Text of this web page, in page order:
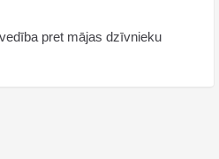
pret mājas dzīvnieku